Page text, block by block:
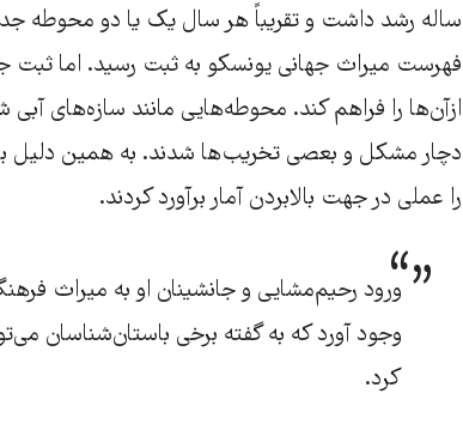
ساله رشد داشت و تقریباً هر سال یک یا دو محوطه
فهرست میراث جهانی یونسکو به ثبت رسید. اما ثبت
ازآن‌ها را فراهم کند. محوطه‌هایی مانند سازه‌های
دچار مشکل و بعصی تخریب‌ها شدند. به همین دلیل
را عملی در جهت بالابردن آمار برآورد کردند.
ورود رحیم‌مشایی و جانشینان او به میراث
وجود آورد که به گفته برخی باستان‌شناسان
کرد.